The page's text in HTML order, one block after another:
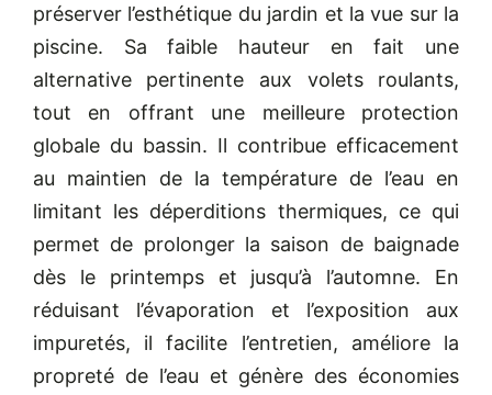
préserver l’esthétique du jardin et la vue sur la
piscine. Sa faible hauteur en fait une
alternative pertinente aux volets roulants,
tout en offrant une meilleure protection
globale du bassin. Il contribue efficacement
au maintien de la température de l’eau en
limitant les déperditions thermiques, ce qui
permet de prolonger la saison de baignade
dès le printemps et jusqu’à l’automne. En
réduisant l’évaporation et l’exposition aux
impuretés, il facilite l’entretien, améliore la
propreté de l’eau et génère des économies